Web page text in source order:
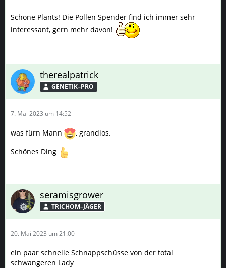
Schöne Plants! Die Pollen Spender find ich immer sehr
interessant, gern mehr davon!
therealpatrick
GENETIK–PRO
7. Mai 2023 um 14:52
was fürn Mann
, grandios.
Schönes Ding
seramisgrower
TRICHOM–JÄGER
20. Mai 2023 um 21:00
ein paar schnelle Schnappschüsse von der total
schwangeren Lady